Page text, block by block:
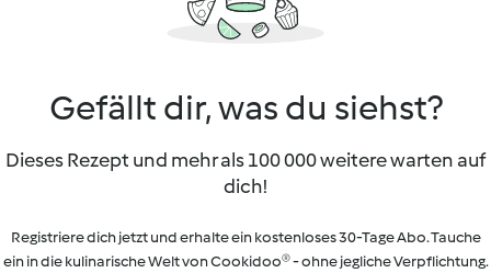
Gefällt dir, was du siehst?
Dieses Rezept und mehr als 100 000 weitere warten auf
dich!
Registriere dich jetzt und erhalte ein kostenloses 30-Tage Abo. Tauche
ein in die kulinarische Welt von Cookidoo® - ohne jegliche Verpflichtung.